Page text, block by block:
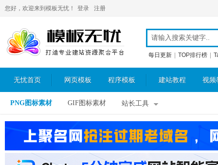
您好，欢迎来到模板无忧！ 登录 注册
每日更新 TOP排行榜
无忧首页 网页模板 程序模板 建站教程 视频
PNG图标素材 GIF图标素材 站长工具